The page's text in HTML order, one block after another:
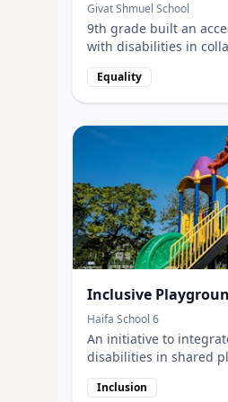
Givat Shmuel School
9th grade built an
with disabilities in
authority.
Equality
Inclusive
Haifa School 6
An initiative to
disabilities in shared
Inclusion